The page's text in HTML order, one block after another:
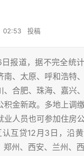
02:53 投稿
报道，据不完全统计
南、太原、呼和浩特
、合肥、珠海、嘉兴
积金新政。多地上调
业人员也可参加住房
互贷12月3日，沿
州、西安、兰州、西